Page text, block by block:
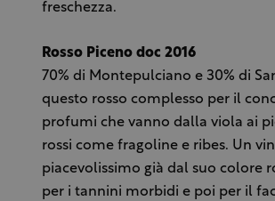
freschezza.
Rosso Piceno doc 2016
70% di Montepulciano e 30% di
questo rosso complesso per il
profumi che vanno dalla viola ai
rossi come fragoline e ribes. Un
piacevolissimo già dal suo colore
per i tannini morbidi e poi per il